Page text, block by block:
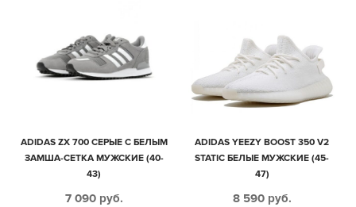
ADIDAS ZX 700 СЕРЫЕ С БЕЛЫМ
ЗАМША-СЕТКА МУЖСКИЕ (40-
43)
7 090 руб.
ADIDAS YEEZY BOOST 350 V2
STATIC БЕЛЫЕ МУЖСКИЕ (45-
47)
8 590 руб.